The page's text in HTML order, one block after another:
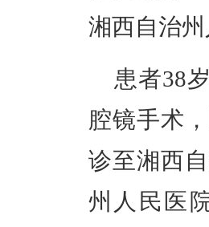
湘西自治
患者38
腔镜手术
诊至湘西
州人民医